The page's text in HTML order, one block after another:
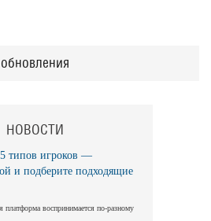
обновления
НОВОСТИ
типов игроков —
и подберите подходящие
платформа воспринимается по-разному